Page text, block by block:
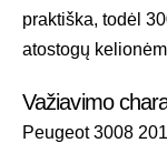
praktiška, todėl
atostogų
Važiavimo
Peugeot 3008